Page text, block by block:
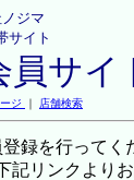
ジマ
サイト
サイ
ジ ｜ 店舗検索
録を行ってく
記リンクより